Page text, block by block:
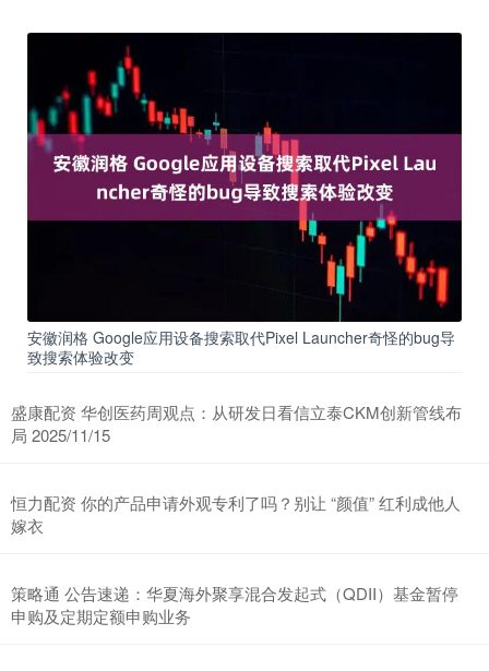
安徽润格 Google应用设备搜索取代Pixel Launcher奇怪的bug导
致搜索体验改变
盛康配资 华创医药周观点：从研发日看信立泰CKM创新管线布
局 2025/11/15
恒力配资 你的产品申请外观专利了吗？别让 “颜值” 红利成他人
嫁衣
策略通 公告速递：华夏海外聚享混合发起式（QDII）基金暂停
申购及定期定额申购业务